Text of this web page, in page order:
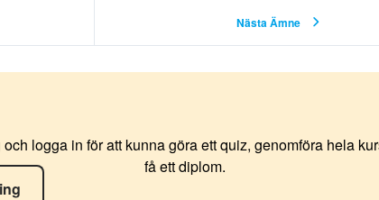
Nästa Ämne
logga in för att kunna göra ett quiz, genomföra hela
få ett diplom.